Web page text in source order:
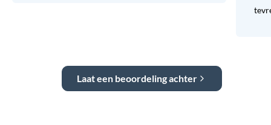
Laat een beoordeling achter